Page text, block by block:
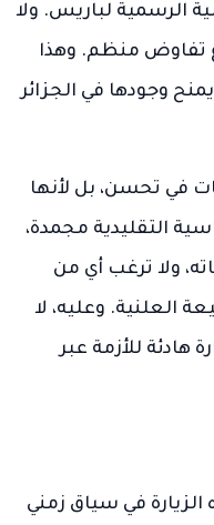
الرسمية لباريس. ولا
تفاوض منظم. وهذا
وجودها في الجزائر
في تحسن، بل لأنها
التقليدية مجمدة،
ولا ترغب أي من
العلنية. وعليه، لا
هادئة للأزمة عبر
في سياق زمني